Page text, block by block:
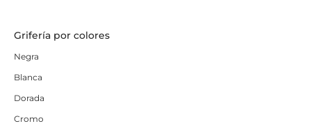
Grifería por colores
Negra
Blanca
Dorada
Cromo